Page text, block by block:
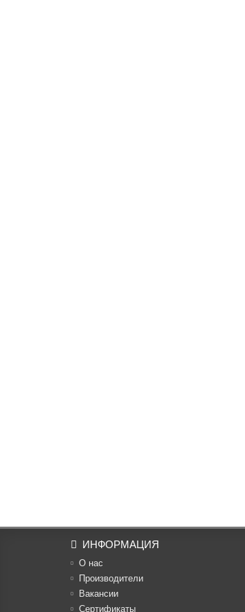
ИНФОРМАЦИЯ
О нас
Производители
Вакансии
Cертификаты